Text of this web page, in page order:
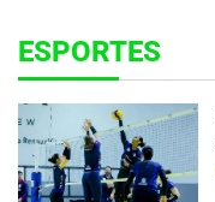
ESPORTES